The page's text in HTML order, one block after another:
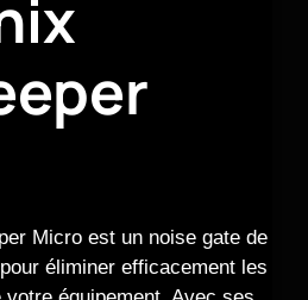
Micro est un noise gate de
éliminer efficacement les